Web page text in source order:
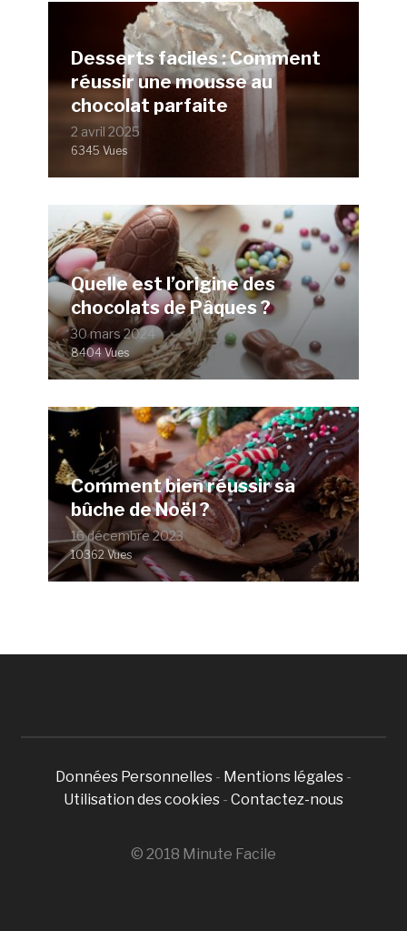
Desserts faciles : Comment
réussir une mousse au
chocolat parfaite
2 avril 2025
6345 Vues
Quelle est l’origine des
chocolats de Pâques ?
30 mars 2024
8404 Vues
Comment bien réussir sa
bûche de Noël ?
16 décembre 2023
10362 Vues
Données Personnelles - Mentions légales -
Utilisation des cookies - Contactez-nous
© 2018 Minute Facile